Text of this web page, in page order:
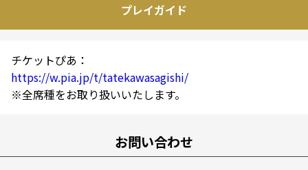
プレイガイド
チケットぴあ：
https://w.pia.jp/t/tatekawasagishi/
※全席種をお取り扱いいたします。
お問い合わせ